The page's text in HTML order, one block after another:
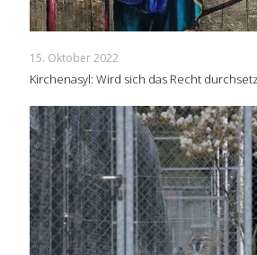
15. Oktober 2022
Kirchenasyl: Wird sich das Recht